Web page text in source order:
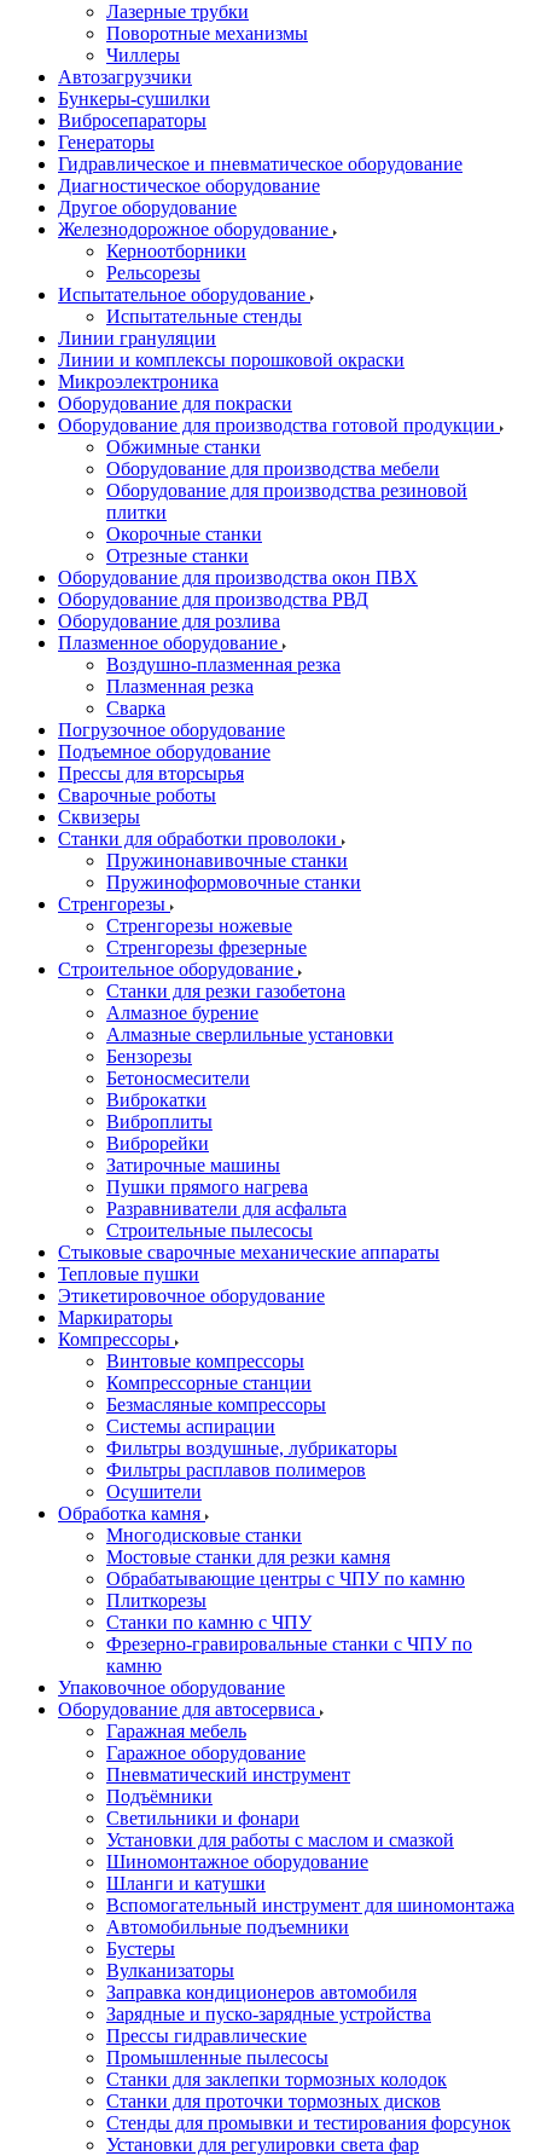
Лазерные трубки
Поворотные механизмы
Чиллеры
Автозагрузчики
Бункеры-сушилки
Вибросепараторы
Генераторы
Гидравлическое и пневматическое оборудование
Диагностическое оборудование
Другое оборудование
Железнодорожное оборудование
Керноотборники
Рельсорезы
Испытательное оборудование
Испытательные стенды
Линии грануляции
Линии и комплексы порошковой окраски
Микроэлектроника
Оборудование для покраски
Оборудование для производства готовой продукции
Обжимные станки
Оборудование для производства мебели
Оборудование для производства резиновой
плитки
Окорочные станки
Отрезные станки
Оборудование для производства окон ПВХ
Оборудование для производства РВД
Оборудование для розлива
Плазменное оборудование
Воздушно-плазменная резка
Плазменная резка
Сварка
Погрузочное оборудование
Подъемное оборудование
Прессы для вторсырья
Сварочные роботы
Сквизеры
Станки для обработки проволоки
Пружинонавивочные станки
Пружиноформовочные станки
Стренгорезы
Стренгорезы ножевые
Стренгорезы фрезерные
Строительное оборудование
Станки для резки газобетона
Алмазное бурение
Алмазные сверлильные установки
Бензорезы
Бетоносмесители
Виброкатки
Виброплиты
Виброрейки
Затирочные машины
Пушки прямого нагрева
Разравниватели для асфальта
Строительные пылесосы
Стыковые сварочные механические аппараты
Тепловые пушки
Этикетировочное оборудование
Маркираторы
Компрессоры
Винтовые компрессоры
Компрессорные станции
Безмасляные компрессоры
Системы аспирации
Фильтры воздушные, лубрикаторы
Фильтры расплавов полимеров
Осушители
Обработка камня
Многодисковые станки
Мостовые станки для резки камня
Обрабатывающие центры с ЧПУ по камню
Плиткорезы
Станки по камню с ЧПУ
Фрезерно-гравировальные станки с ЧПУ по
камню
Упаковочное оборудование
Оборудование для автосервиса
Гаражная мебель
Гаражное оборудование
Пневматический инструмент
Подъёмники
Светильники и фонари
Установки для работы с маслом и смазкой
Шиномонтажное оборудование
Шланги и катушки
Вспомогательный инструмент для шиномонтажа
Автомобильные подъемники
Бустеры
Вулканизаторы
Заправка кондиционеров автомобиля
Зарядные и пуско-зарядные устройства
Прессы гидравлические
Промышленные пылесосы
Станки для заклепки тормозных колодок
Станки для проточки тормозных дисков
Стенды для промывки и тестирования форсунок
Установки для регулировки света фар